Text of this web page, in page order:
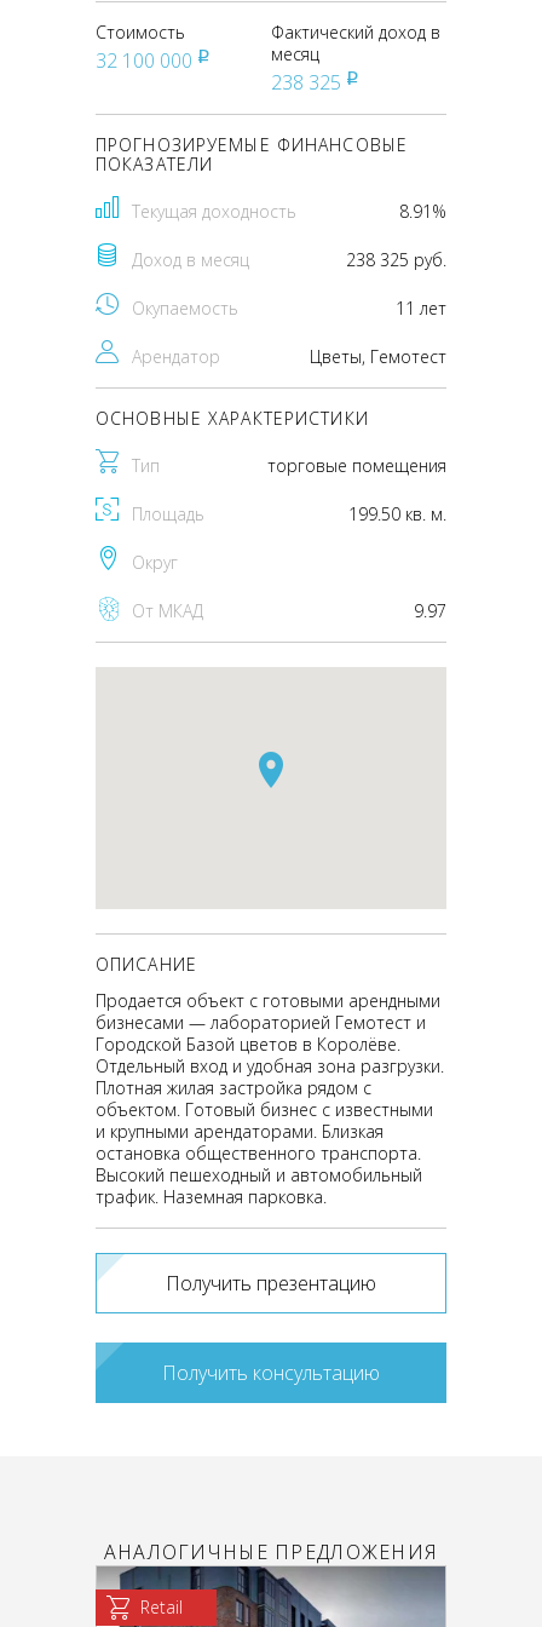
Стоимость
32 100 000 pуб
Фактический доход в
месяц
238 325 pуб
ПРОГНОЗИРУЕМЫЕ ФИНАНСОВЫЕ
ПОКАЗАТЕЛИ
Текущая доходность 8.91%
Доход в месяц 238 325 руб.
Окупаемость 11 лет
Арендатор Цветы, Гемотест
ОСНОВНЫЕ ХАРАКТЕРИСТИКИ
Тип торговые помещения
Площадь 199.50 кв. м.
Округ
От МКАД 9.97
ОПИСАНИЕ
Продается объект с готовыми арендными
бизнесами — лабораторией Гемотест и
Городской Базой цветов в Королёве.
Отдельный вход и удобная зона разгрузки.
Плотная жилая застройка рядом с
объектом. Готовый бизнес с известными
и крупными арендаторами. Близкая
остановка общественного транспорта.
Высокий пешеходный и автомобильный
трафик. Наземная парковка.
Получить презентацию
Получить консультацию
АНАЛОГИЧНЫЕ ПРЕДЛОЖЕНИЯ
Retail